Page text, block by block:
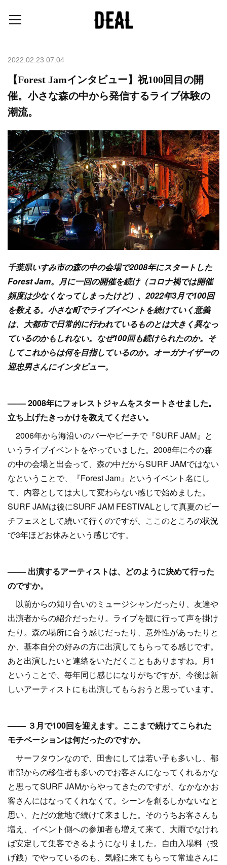
2022.02.23 07:04
【Forest Jamインタビュー】祝100回目の開
催。小さな森の中から発信するライブ体験の
潮流。
千葉県いすみ市の森の中の会場で2008年にスタートした
Forest Jam。月に一回の開催を続け（コロナ禍では開催
頻度は少なくなってしまったけど）、2022年3月で100回
を数える。小さな町でライブイベントを続けていく意義
は、大都市で日常的に行われているものとは大きく異なっ
ているのかもしれない。なぜ100回も続けられたのか。そ
してこれからは何を目指しているのか。オーガナイザーの
迎忠男さんにインタビュー。
–––– 2008年にフォレストジャムをスタートさせました。
立ち上げたきっかけを教えてください。
2006年から海沿いのバーやビーチで『SURF JAM』と
いうライブイベントをやっていました。2008年に今の森
の中の会場と出会って、森の中だからSURF JAMではない
なということで、『Forest Jam』というイベント名にし
て、内容としては大して変わらない感じで始めました。
SURF JAMは後にSURF JAM FESTIVALとして真夏のビー
チフェスとして続いて行くのですが、ここのところの状況
で3年ほどお休みという感じです。
–––– 出演するアーティストは、どのように決めて行った
のですか。
以前からの知り合いのミュージシャンだったり、友達や
出演者からの紹介だったり。ライブを観に行って声を掛け
たり。森の場所に合う感じだったり、意外性があったりと
か、基本自分の好みの方に出演してもらってる感じです。
あと出演したいと連絡をいただくこともありますね。月1
ということで、毎年同じ感じになりがちですが、今後は新
しいアーティストにも出演してもらおうと思っています。
–––– ３月で100回を迎えます。ここまで続けてこられた
モチベーションは何だったのですか。
サーフタウンなので、田舎にしては若い子も多いし、都
市部からの移住者も多いのでお客さんになってくれるかな
と思ってSURF JAMからやってきたのですが、なかなかお
客さんにはなってくれなくて。シーンを創るしかないなと
思い、ただの意地で続けて来ました。そのうちお客さんも
増え、イベント側への参加者も増えて来て、大雨でなけれ
ば安定して集客できるようになりました。自由入場料（投
げ銭）でやっているのも、気軽に来てもらって常連さんに